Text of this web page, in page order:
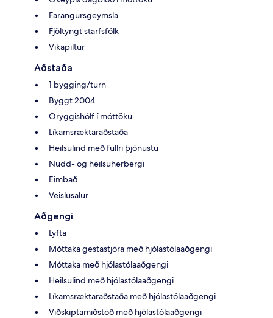
Farangursgeymsla
Fjöltyngt starfsfólk
Vikapiltur
Aðstaða
1 bygging/turn
Byggt 2004
Öryggishólf í móttöku
Líkamsræktaraðstaða
Heilsulind með fullri þjónustu
Nudd- og heilsuherbergi
Eimbað
Veislusalur
Aðgengi
Lyfta
Móttaka gestastjóra með hjólastólaaðgengi
Móttaka með hjólastólaaðgengi
Heilsulind með hjólastólaaðgengi
Líkamsræktaraðstaða með hjólastólaaðgengi
Viðskiptamiðstöð með hjólastólaaðgengi